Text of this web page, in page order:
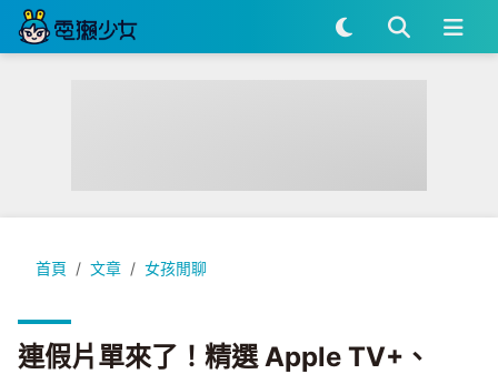
首頁 文章 女孩閒聊
連假片單來了！精選 Apple TV+、Netflix、Disney+ 上 10 部
連假片單來了！精選 Apple TV+、